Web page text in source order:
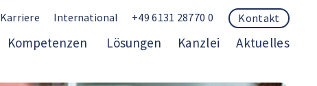
Karriere International +49 6131 28770 0 Kontakt
Kompetenzen Lösungen Kanzlei Aktuelles